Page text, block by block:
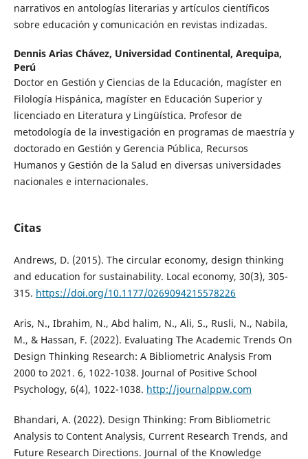
narrativos en antologías literarias y artículos científicos
sobre educación y comunicación en revistas indizadas.
Dennis Arias Chávez, Universidad Continental, Arequipa,
Perú
Doctor en Gestión y Ciencias de la Educación, magíster en
Filología Hispánica, magíster en Educación Superior y
licenciado en Literatura y Lingüística. Profesor de
metodología de la investigación en programas de maestría y
doctorado en Gestión y Gerencia Pública, Recursos
Humanos y Gestión de la Salud en diversas universidades
nacionales e internacionales.
Citas
Andrews, D. (2015). The circular economy, design thinking
and education for sustainability. Local economy, 30(3), 305-
315. https://doi.org/10.1177/0269094215578226
Aris, N., Ibrahim, N., Abd halim, N., Ali, S., Rusli, N., Nabila,
M., & Hassan, F. (2022). Evaluating The Academic Trends On
Design Thinking Research: A Bibliometric Analysis From
2000 to 2021. 6, 1022-1038. Journal of Positive School
Psychology, 6(4), 1022-1038. http://journalppw.com
Bhandari, A. (2022). Design Thinking: From Bibliometric
Analysis to Content Analysis, Current Research Trends, and
Future Research Directions. Journal of the Knowledge